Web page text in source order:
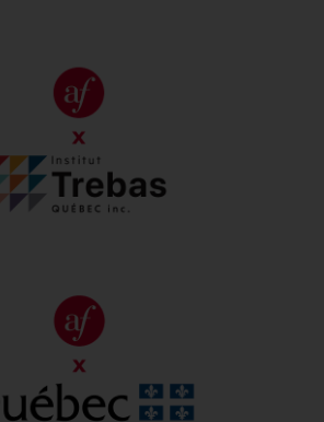
Audencia Business School
Ver más
Trebas Institute Québec
Ver más